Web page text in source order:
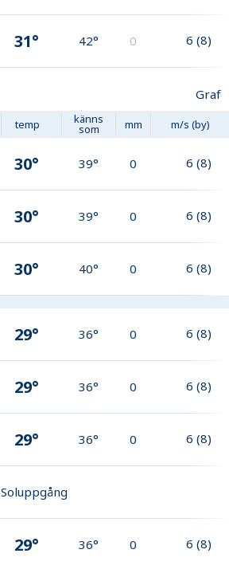
31° 42° 0 6 (8)
Graf
temp känns
som mm m/s (by)
30° 39° 0 6 (8)
30° 39° 0 6 (8)
30° 40° 0 6 (8)
29° 36° 0 6 (8)
29° 36° 0 6 (8)
29° 36° 0 6 (8)
Soluppgång
29° 36° 0 6 (8)